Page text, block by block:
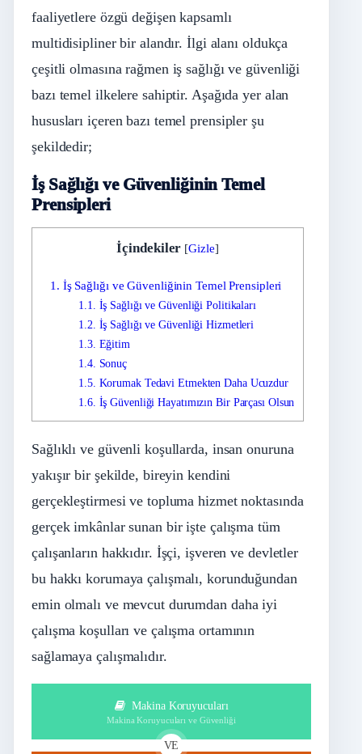
faaliyetlere özgü değişen kapsamlı
multidisipliner bir alandır. İlgi alanı oldukça
çeşitli olmasına rağmen iş sağlığı ve güvenliği
bazı temel ilkelere sahiptir. Aşağıda yer alan
hususları içeren bazı temel prensipler şu
şekildedir;
İş Sağlığı ve Güvenliğinin Temel
Prensipleri
İçindekiler [Gizle]
1. İş Sağlığı ve Güvenliğinin Temel Prensipleri
1.1. İş Sağlığı ve Güvenliği Politikaları
1.2. İş Sağlığı ve Güvenliği Hizmetleri
1.3. Eğitim
1.4. Sonuç
1.5. Korumak Tedavi Etmekten Daha Ucuzdur
1.6. İş Güvenliği Hayatımızın Bir Parçası Olsun
Sağlıklı ve güvenli koşullarda, insan onuruna
yakışır bir şekilde, bireyin kendini
gerçekleştirmesi ve topluma hizmet noktasında
gerçek imkânlar sunan bir işte çalışma tüm
çalışanların hakkıdır. İşçi, işveren ve devletler
bu hakkı korumaya çalışmalı, korunduğundan
emin olmalı ve mevcut durumdan daha iyi
çalışma koşulları ve çalışma ortamının
sağlamaya çalışmalıdır.
Makina Koruyucuları
Makina Koruyucuları ve Güvenliği
VE